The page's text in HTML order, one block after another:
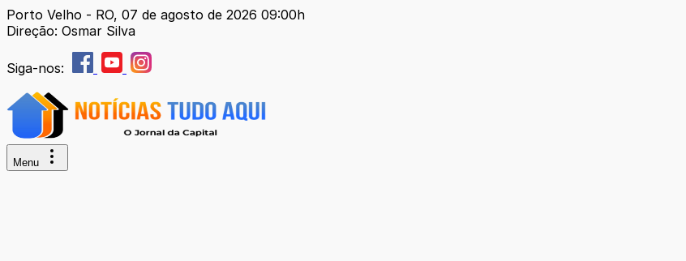
Porto Velho - RO, 07 de agosto de 2026 09:00h
Direção: Osmar Silva
Siga-nos:
Menu